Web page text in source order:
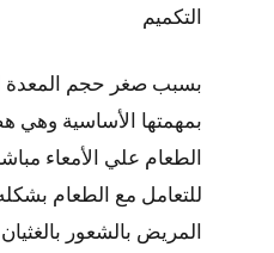
التكميم
بسبب صغر حجم المعدة
بمهمتها الأساسية وهي
الطعام علي الأمعاء
للتعامل مع الطعام
المريض بالشعور